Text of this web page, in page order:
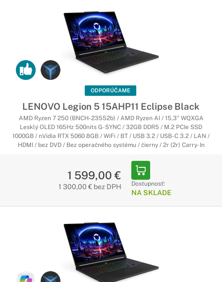
ODPORÚČAME
LENOVO Legion 5 15AHP11 Eclipse Black
AMD Ryzen 7 250 (BNCH-23552b) / AMD Ryzen AI / 15,3" WQXGA
Lesklý OLED 165Hz 500nits G-SYNC / 32GB DDR5 / M.2 PCIe SSD
1000GB / nVidia RTX 5060 8GB / WiFi / BT / USB 3.2 / USB-C 3.2 / LAN /
HDMI / bez DVD / Bez operačného systému / čierny / 2r (2r) Carry-In
1 599,00 €
1 300,00 € bez DPH Dostupnosť:
NA SKLADE